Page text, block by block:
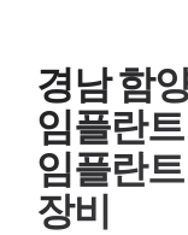
경남 함
임플란
임플란
장비